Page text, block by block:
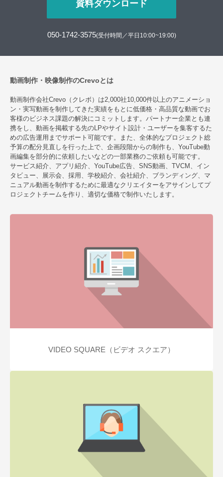
資料ダウンロード
050-1742-3575(受付時間／平日10:00~19:00)
動画制作・映像制作のCrevoとは
動画制作会社Crevo（クレボ）は2,000社10,000件以上のアニメーショ
ン・実写動画を制作してきた実績をもとに低価格・高品質な動画でお
客様のビジネス課題の解決にコミットします。パートナー企業とも連
携をし、動画を掲載する先のLPやサイト設計・ユーザーを集客するた
めの広告運用までサポート可能です。また、全体的なプロジェクト総
予算の配分見直しを行った上で、企画段階からの制作も、YouTube動
画編集を部分的に依頼したいなどの一部業務のご依頼も可能です。
サービス紹介、アプリ紹介、YouTube広告、SNS動画、TVCM、イン
タビュー、展示会、採用、学校紹介、会社紹介、ブランディング、マ
ニュアル動画を制作するために最適なクリエイターをアサインしてプ
ロジェクトチームを作り、適切な価格で制作いたします。
VIDEO SQUARE（ビデオ スクエア）